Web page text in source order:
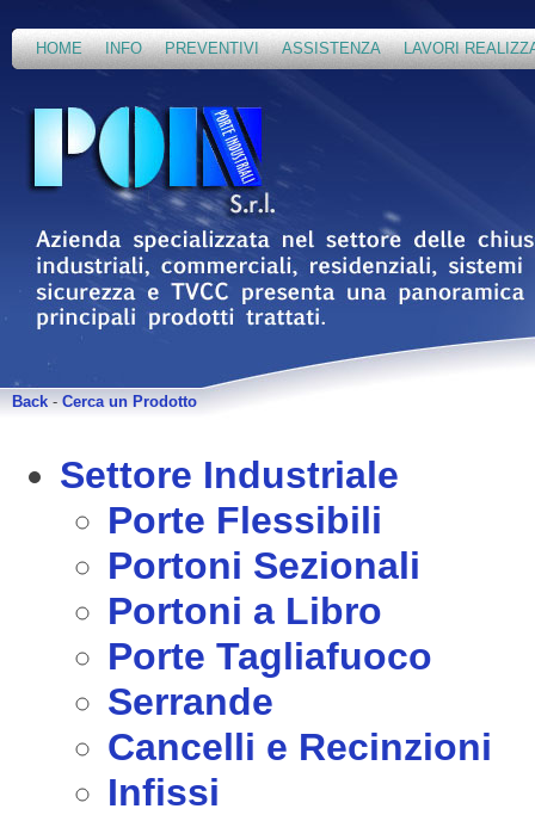
HOME INFO PREVENTIVI ASSISTENZA LAVORI
Back - Cerca un Prodotto
Settore Industriale
Porte Flessibili
Portoni Sezionali
Portoni a Libro
Porte Tagliafuoco
Serrande
Cancelli e Recinzioni
Infissi